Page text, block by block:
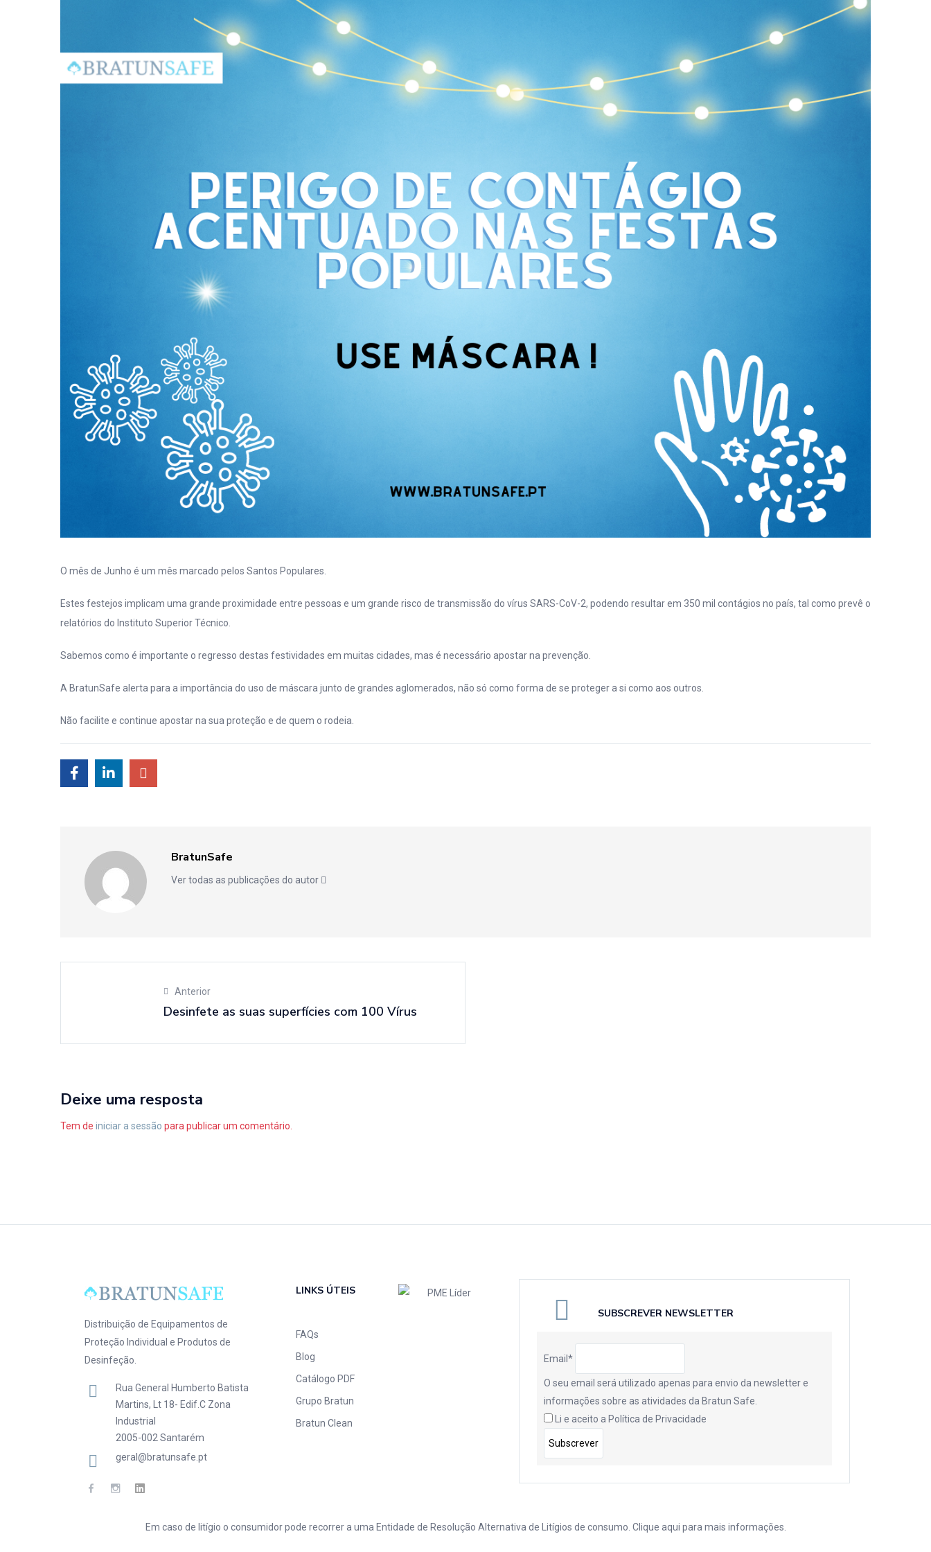
O mês de Junho é um mês marcado pelos Santos Populares.
Estes festejos implicam uma grande proximidade entre pessoas e um grande risco de transmissão do vírus SARS-CoV-2, podendo resultar em 350 mil contágios no país, tal como prevê o
relatórios do Instituto Superior Técnico.
Sabemos como é importante o regresso destas festividades em muitas cidades, mas é necessário apostar na prevenção.
A BratunSafe alerta para a importância do uso de máscara junto de grandes aglomerados, não só como forma de se proteger a si como aos outros.
Não facilite e continue apostar na sua proteção e de quem o rodeia.
BratunSafe
Ver todas as publicações do autor
Anterior
Desinfete as suas superfícies com 100 Vírus
Deixe uma resposta
Tem de iniciar a sessão para publicar um comentário.
Distribuição de Equipamentos de
Proteção Individual e Produtos de
Desinfeção.
Rua General Humberto Batista
Martins, Lt 18- Edif.C Zona
Industrial
2005-002 Santarém
geral@bratunsafe.pt
LINKS ÚTEIS
FAQs
Blog
Catálogo PDF
Grupo Bratun
Bratun Clean
SUBSCREVER NEWSLETTER
Email*
O seu email será utilizado apenas para envio da newsletter e
informações sobre as atividades da Bratun Safe.
Li e aceito a Política de Privacidade
Em caso de litígio o consumidor pode recorrer a uma Entidade de Resolução Alternativa de Litígios de consumo. Clique aqui para mais informações.